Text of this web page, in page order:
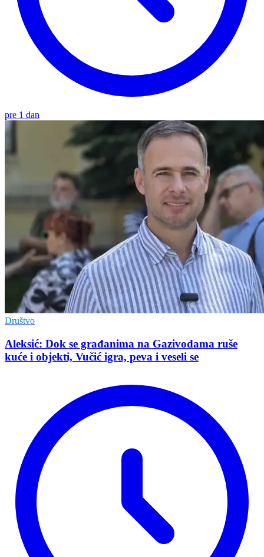
pre 1 dan
Društvo
Aleksić: Dok se građanima na Gazivodama ruše
kuće i objekti, Vučić igra, peva i veseli se